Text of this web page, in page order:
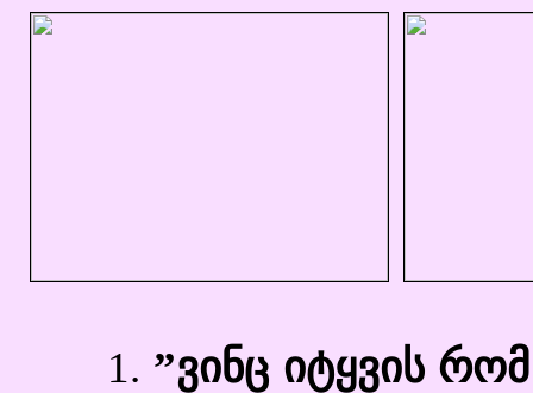
1. ”ვინც იტყვის